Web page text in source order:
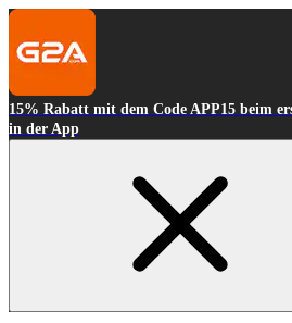
15% Rabatt mit dem Code APP15 beim
in der App